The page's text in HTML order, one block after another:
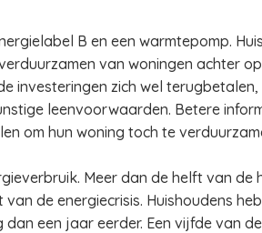
B en een warmtepomp.
van woningen achter
investeringen zich wel
leenvoorwaarden. Betere
om hun woning toch te
Meer dan de helft van de
de energiecrisis. Huishoudens
een jaar eerder. Een vijfde van de